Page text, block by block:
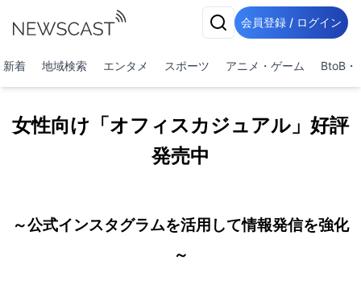
会員登録 / ログイン
新着 地域検索 エンタメ スポーツ アニメ・ゲーム BtoB・
女性向け「オフィスカジュアル」好評
発売中
～公式インスタグラムを活用して情報発信を強化
～